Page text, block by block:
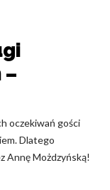
–
oczekiwań gości
Dlatego
Annę Możdzyńską!